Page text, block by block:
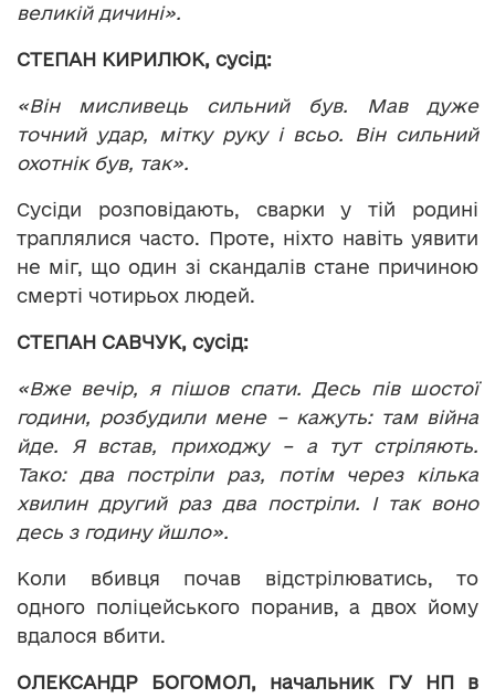
великій дичині».
СТЕПАН КИРИЛЮК, сусід:
«Він мисливець сильний був. Мав дуже
точний удар, мітку руку і всьо. Він сильний
охотнік був, так».
Сусіди розповідають, сварки у тій родині
траплялися часто. Проте, ніхто навіть уявити
не міг, що один зі скандалів стане причиною
смерті чотирьох людей.
СТЕПАН САВЧУК, сусід:
«Вже вечір, я пішов спати. Десь пів шостої
години, розбудили мене – кажуть: там війна
йде. Я встав, приходжу – а тут стріляють.
Тако: два постріли раз, потім через кілька
хвилин другий раз два постріли. І так воно
десь з годину йшло».
Коли вбивця почав відстрілюватись, то
одного поліцейського поранив, а двох йому
вдалося вбити.
ОЛЕКСАНДР БОГОМОЛ, начальник ГУ НП в